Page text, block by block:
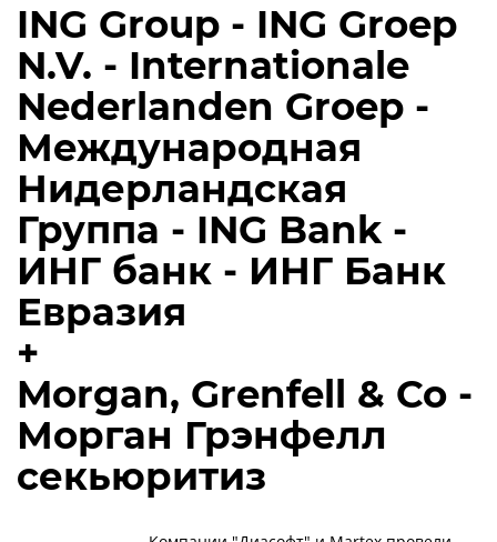
ING Group - ING Groep
N.V. - Internationale
Nederlanden Groep -
Международная
Нидерландская
Группа - ING Bank -
ИНГ банк - ИНГ Банк
Евразия
+
Morgan, Grenfell & Co -
Морган Грэнфелл
секьюритиз